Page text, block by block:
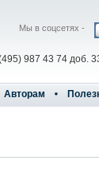
987 43 74 доб.
Мы в соцсетях -
Авторам